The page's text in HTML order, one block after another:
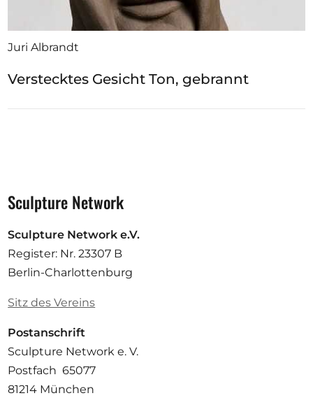
Juri Albrandt
Verstecktes Gesicht Ton, gebrannt
Sculpture Network
Sculpture Network e.V.
Register: Nr. 23307 B
Berlin-Charlottenburg
Sitz des Vereins
Postanschrift
Sculpture Network e. V.
Postfach 65077
81214 München